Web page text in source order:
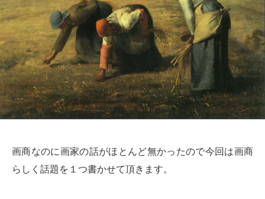
画商なのに画家の話がほとんど無かったので今回は画商
らしく話題を１つ書かせて頂きます。